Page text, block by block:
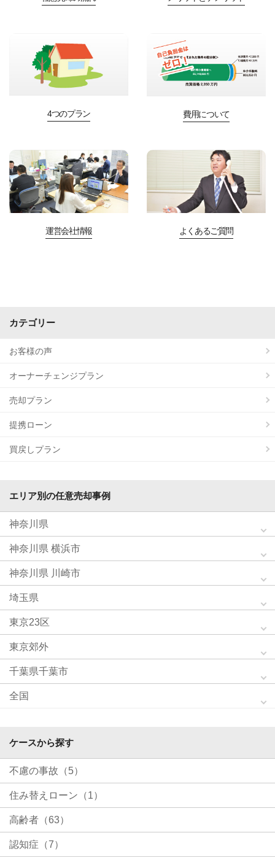
4つのプラン 費用について
運営会社情報 よくあるご質問
カテゴリー
お客様の声
オーナーチェンジプラン
売却プラン
提携ローン
買戻しプラン
エリア別の任意売却事例
神奈川県
神奈川県 横浜市
神奈川県 川崎市
埼玉県
東京23区
東京郊外
千葉県千葉市
全国
ケースから探す
不慮の事故（5）
住み替えローン（1）
高齢者（63）
認知症（7）